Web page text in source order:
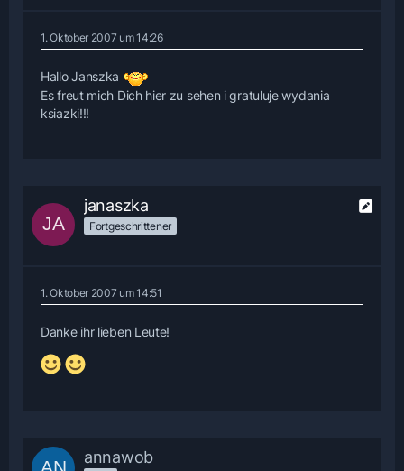
1. Oktober 2007 um 14:26
Hallo Janszka
Es freut mich Dich hier zu sehen i gratuluje wydania
ksiazki!!!
janaszka
Fortgeschrittener
1. Oktober 2007 um 14:51
Danke ihr lieben Leute!
annawob